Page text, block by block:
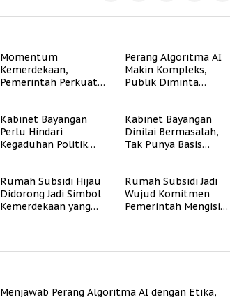
Momentum
Kemerdekaan,
Pemerintah Perkuat
Masyarakat
Berpenghasilan
Rendah
Perang Algoritma AI
Makin Kompleks,
Publik Diminta
Kabinet Bayangan
Perlu Hindari
Kegaduhan Politik
Kabinet Bayangan
Dinilai Bermasalah,
Tak Punya Basis
Rumah Subsidi Hijau
Didorong Jadi Simbol
Kemerdekaan yang
Rumah Subsidi Jadi
Wujud Komitmen
Pemerintah Mengisi
Menjawab Perang Algoritma AI dengan Etika,